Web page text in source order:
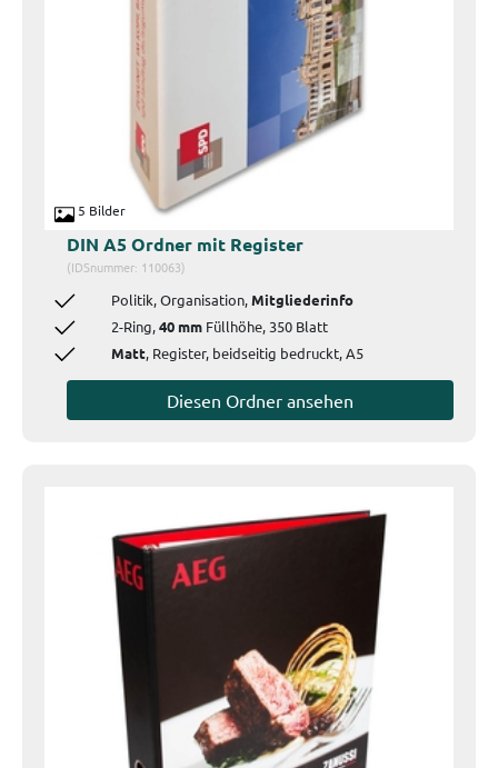
5 Bilder
DIN A5 Ordner mit Register
(IDSnummer: 110063)
Politik, Organisation,Mitgliederinfo
2-Ring,40 mm Füllhöhe, 350 Blatt
Matt, Register, beidseitig bedruckt, A5
Diesen Ordner ansehen